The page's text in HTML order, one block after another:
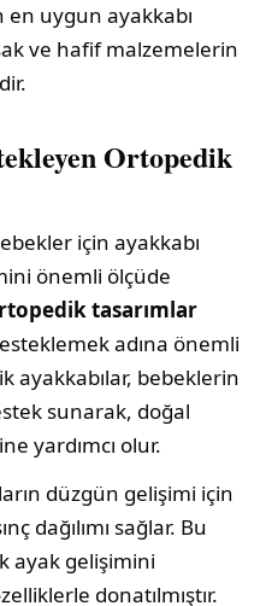
uygun ayakkabı
ve hafif malzemelerin
Ortopedik
için ayakkabı
önemli ölçüde
tasarımlar
adına önemli
ayakkabılar, bebeklerin
sunarak, doğal
yardımcı olur.
düzgün gelişimi için
dağılımı sağlar. Bu
ayak gelişimini
donatılmıştır.